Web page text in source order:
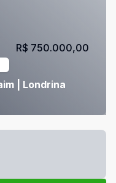
| Londrina
R$ 750.000,00